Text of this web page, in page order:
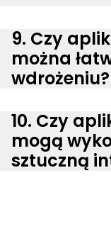
9. Czy
można
wdrożeniu?
10. Czy
mogą
sztuczną